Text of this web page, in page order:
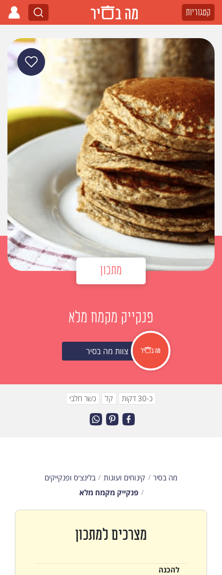
קטגוריות
מתכון
פנקייק מקמח מלא
צוות מה בסיר
כ-30 דקות קל כשר חלבי
מה בסיר קינוחים ועוגות
בלינצ׳ס ופנקייקים
פנקייק מקמח מלא
מצרכים למתכון
להכנה